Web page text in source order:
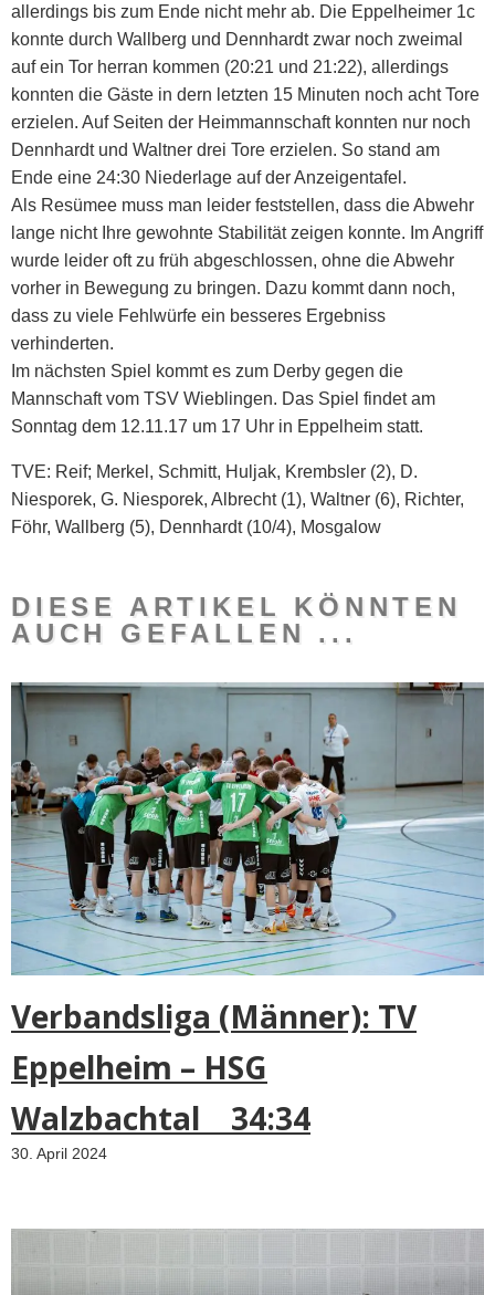
allerdings bis zum Ende nicht mehr ab. Die Eppelheimer 1c
konnte durch Wallberg und Dennhardt zwar noch zweimal
auf ein Tor herran kommen (20:21 und 21:22), allerdings
konnten die Gäste in dern letzten 15 Minuten noch acht Tore
erzielen. Auf Seiten der Heimmannschaft konnten nur noch
Dennhardt und Waltner drei Tore erzielen. So stand am
Ende eine 24:30 Niederlage auf der Anzeigentafel.
Als Resümee muss man leider feststellen, dass die Abwehr
lange nicht Ihre gewohnte Stabilität zeigen konnte. Im Angriff
wurde leider oft zu früh abgeschlossen, ohne die Abwehr
vorher in Bewegung zu bringen. Dazu kommt dann noch,
dass zu viele Fehlwürfe ein besseres Ergebniss
verhinderten.
Im nächsten Spiel kommt es zum Derby gegen die
Mannschaft vom TSV Wieblingen. Das Spiel findet am
Sonntag dem 12.11.17 um 17 Uhr in Eppelheim statt.
TVE: Reif; Merkel, Schmitt, Huljak, Krembsler (2), D.
Niesporek, G. Niesporek, Albrecht (1), Waltner (6), Richter,
Föhr, Wallberg (5), Dennhardt (10/4), Mosgalow
DIESE ARTIKEL KÖNNTEN
AUCH GEFALLEN ...
Verbandsliga (Männer): TV
Eppelheim – HSG
Walzbachtal 34:34
30. April 2024